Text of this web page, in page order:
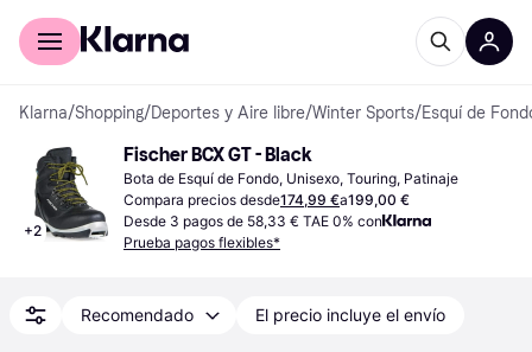
Comprar con Klarna
Klarna/Shopping/Deportes y Aire libre/Winter Sports/Esquí de
+2
Fischer BCX GT - Black
Bota de Esquí de Fondo, Unisexo, Touring, Patinaje
Compara precios desde174,99 €a199,00 €
Desde 3 pagos de 58,33 € TAE 0% con
Prueba pagos flexibles*
Recomendado El precio incluye el envío